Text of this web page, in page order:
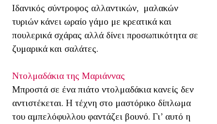
Ιδανικός σύντροφος αλλαντικών, μαλακών
τυριών κάνει ωραίο γάμο με κρεατικά και
πουλερικά σχάρας αλλά δίνει προσωπικότητα σε
ζυμαρικά και σαλάτες.
Ντολμαδάκια της Μαριάννας
Μπροστά σε ένα πιάτο ντολμαδάκια κανείς δεν
αντιστέκεται. Η τέχνη στο μαστόρικο δίπλωμα
του αμπελόφυλλου φαντάζει βουνό. Γι’ αυτό η